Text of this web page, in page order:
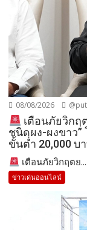
08/08/2026
เตือนภัยวิกฤ
ชนิดผง-ผงขาว”
ขั้นต่ำ 20,000 บ
เตือนภัยวิกฤตย...
ข่าวเด่นออนไลน์